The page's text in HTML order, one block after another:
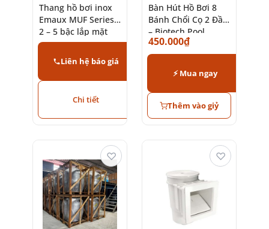
Thang hồ bơi inox
Emaux MUF Series
2 – 5 bậc lắp mặt
bích
Liên hệ báo giá
Chi tiết
Bàn Hút Hồ Bơi 8
Bánh Chổi Cọ 2 Đầu
– Biotech Pool
450.000₫
⚡ Mua ngay
Thêm vào giỷ
♡ ♡